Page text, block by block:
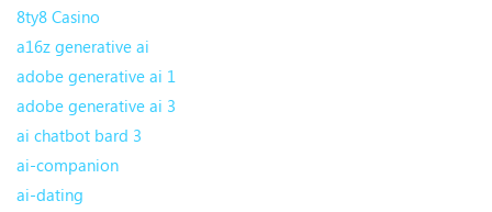
8ty8 Casino
a16z generative ai
adobe generative ai 1
adobe generative ai 3
ai chatbot bard 3
ai-companion
ai-dating